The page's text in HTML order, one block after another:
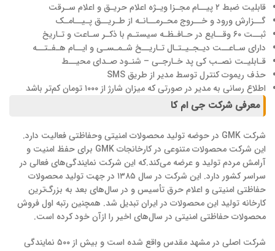
قابلیت ضبط ۲ پیــام مجـزا ویـژه اعلام حریـق و اعلام سـرقت
گــزارش ورود و خــروج محـرمــانـه از طـریــق پـیــامـک
ثبــت ۶۰ وقــایع در حـافـظـه سیستـم با ذکـر سـاعت و تـاریخ
دارای سـاعــت دیـجـیـتـال تـاریــخ شـمـسـی و ایــام هـفـتــه
قـابلیـت نصـب کی پد خـارجـی – شنـود صـدای محیــط
حذف ریموت کنترل توسط مدیر از طریق SMS
اطلاع رسانی به مدیر در صورتی که میزان شارژ از ۱۰۰۰ تومان کم‌تر باشد
معرفی شرکت جی ام کا
شرکت GMK در حوضه تولید محصولات امنیتی وحفاظتی فعالیت دارد.
این شرکت محصولات متنوعی در کارخانجات GMK برای حفظ امنیت و
آرامش مردم تولید و عرضه می‌کند.که این شرکت نمایندگی‌های فعالی در
سراسر کشور دارد. این شرکت در سال ۱۳۸۵ در جهت تولید محصولات
حفاظتی امنیتی و اعلام حرق تأسیس و در سال‌های بعد به بزرگ‌ترین
کارخانه تولید این محصولات در ایران تبدیل شد. همچنین رتبه اول فروش
محصولات حفاظتی امنیتی در سال‌های اخیر را ازآن خود کرده است.
شرکت اصلی در مشهد مقدس واقع شده است و بیش از ۵۰۰ نمایندگی